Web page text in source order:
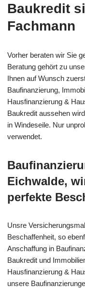
Baukredit
Fachmann
Vorher beraten wir Sie
Beratung gehört zu
Ihnen auf Wunsch
Baufinanzierung,
Hausfinanzierung &
Baukredit aussehen
in Windeseile. Nur
verwendet.
Eichwalde,
perfekte
Unsre
Beschaffenheit, so
Anschaffung in
Baukredit und
Hausfinanzierung &
unsere